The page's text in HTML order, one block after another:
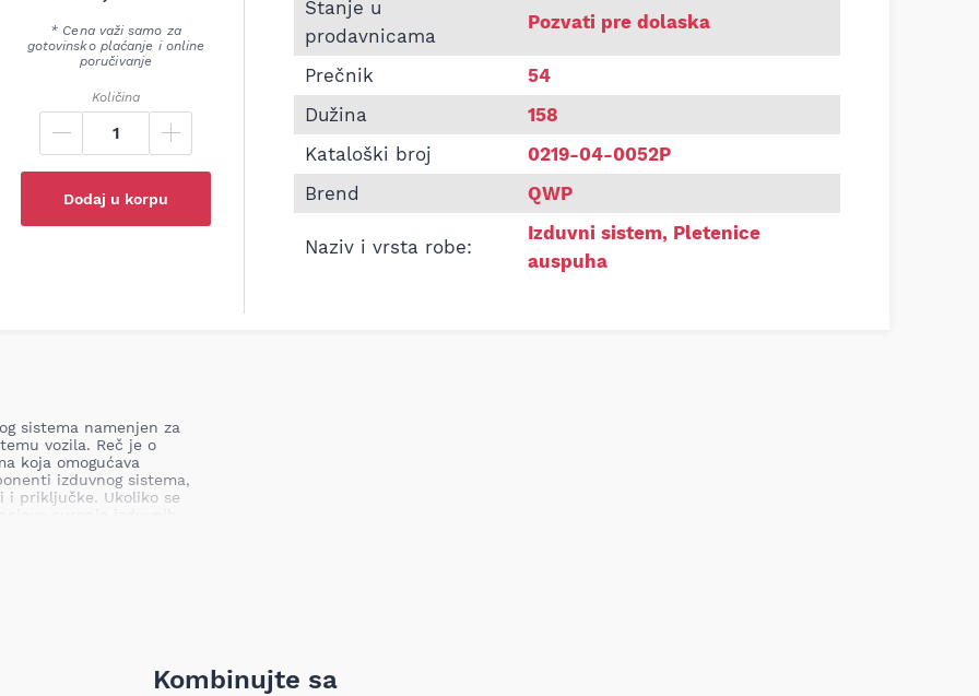
* Cena važi samo za
gotovinsko plaćanje i online
poručivanje
Količina
Dodaj u korpu
Stanje u
prodavnicama
Pozvati pre dolaska
Prečnik
54
Dužina
158
Kataloški broj
0219-04-0052P
Brend
QWP
Naziv i vrsta robe:
Izduvni sistem, Pletenice
auspuha
sistema namenjen za
vozila. Reč je o
koja omogućava
izduvnog sistema,
i priključke. Ukoliko se
susednih delova
sistema i potencijalnog
sistema (pletenicaKombinujte sa